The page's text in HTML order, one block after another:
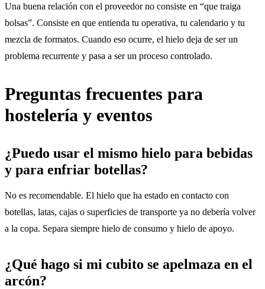
Una buena relación con el proveedor no consiste en “que traiga
bolsas”. Consiste en que entienda tu operativa, tu calendario y tu
mezcla de formatos. Cuando eso ocurre, el hielo deja de ser un
problema recurrente y pasa a ser un proceso controlado.
Preguntas frecuentes para
hostelería y eventos
¿Puedo usar el mismo hielo para bebidas
y para enfriar botellas?
No es recomendable. El hielo que ha estado en contacto con
botellas, latas, cajas o superficies de transporte ya no debería volver
a la copa. Separa siempre hielo de consumo y hielo de apoyo.
¿Qué hago si mi cubito se apelmaza en el
arcón?